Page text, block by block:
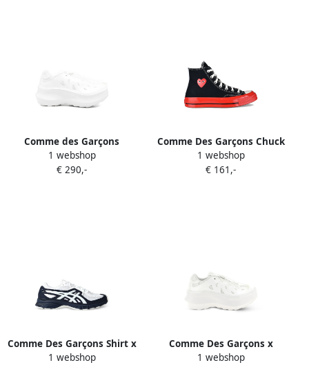
Comme des Garçons
Homme Plus x Salomon XT-
Whisper Void sneakers met
1 webshop
€ 290,-
Comme Des Garçons Chuck
Taylor sneakers met
hartprint Zwart
1 webshop
€ 161,-
Comme Des Garçons Shirt x
Asics Gel-Sd-Lyte mesh
1 webshop
Comme Des Garçons x
Salomon XT-Whisper
1 webshop